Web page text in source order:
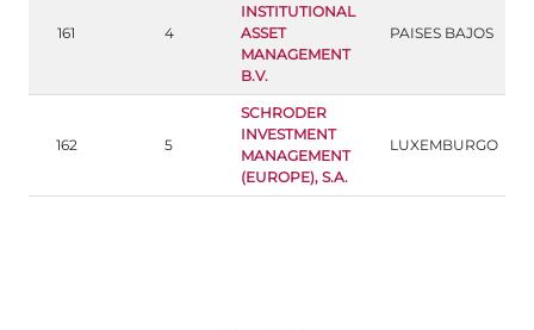
161 4
INSTITUTIONAL
ASSET
MANAGEMENT
B.V.
PAISES BAJOS
162 5
SCHRODER
INVESTMENT
MANAGEMENT
(EUROPE), S.A.
LUXEMBURGO